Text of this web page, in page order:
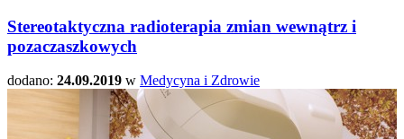
Stereotaktyczna radioterapia zmian wewnątrz i
pozaczaszkowych
dodano: 24.09.2019 w Medycyna i Zdrowie